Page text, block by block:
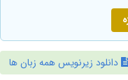
دانلود زیرنویس همه زبان ها